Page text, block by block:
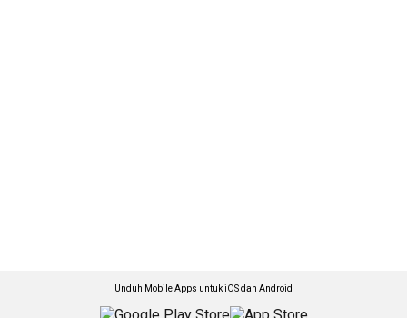
Unduh Mobile Apps untuk iOS dan Android